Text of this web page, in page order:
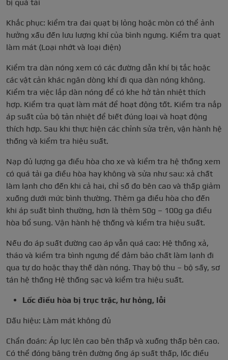
bị quá tải
Khắc phục: kiểm tra đai quạt bị lỏng hoặc mòn có thể ảnh
hưởng xấu đến lưu lượng khí của bình ngưng. Kiểm tra quạt
làm mát (Loại nhớt và loại điện)
Kiểm tra dàn nóng xem có các đường dẫn khí bị tắc hoặc
các vật cản khác ngăn dòng khí đi qua dàn nóng không.
Kiểm tra việc lắp dàn nóng để có khe hở tản nhiệt thích
hợp. Kiểm tra quạt làm mát để hoạt động tốt. Kiểm tra nắp
áp suất của bộ tản nhiệt để biết đúng loại và hoạt động
thích hợp. Sau khi thực hiện các chỉnh sửa trên, vận hành hệ
thống và kiểm tra hiệu suất.
Nạp đủ lượng ga điều hòa cho xe và kiểm tra hệ thống xem
có quá tải ga điều hòa hay không và sửa như sau: xả chất
làm lạnh cho đến khi cả hai, chỉ số đo bên cao và thấp giảm
xuống dưới mức bình thường. Thêm ga điều hòa cho đến
khi áp suất bình thường, hơn là thêm 50g – 100g ga điều
hòa bổ sung. Vận hành hệ thống và kiểm tra hiệu suất.
Nếu đo áp suất đường cao áp vẫn quá cao: Hệ thống xả,
tháo và kiểm tra bình ngưng để đảm bảo chất làm lạnh đi
qua tự do hoặc thay thế dàn nóng. Thay bộ thu – bộ sấy, sơ
tán hệ thống Hệ thống sạc và kiểm tra hiệu suất.
Lốc điều hòa bị trục trặc, hư hỏng, lỗi
Dấu hiệu: Làm mát không đủ
Chẩn đoán: Áp lực lên cao bên thấp và xuống thấp bên cao.
Có thể đóng băng trên đường ống áp suất thấp, lốc điều